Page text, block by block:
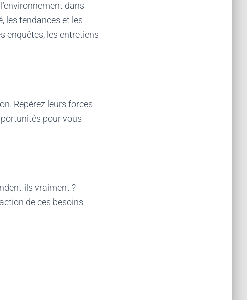
dans
les tendances et les
enquêtes, les entretiens
Repérez leurs forces
pour vous
ils vraiment ?
de ces besoins